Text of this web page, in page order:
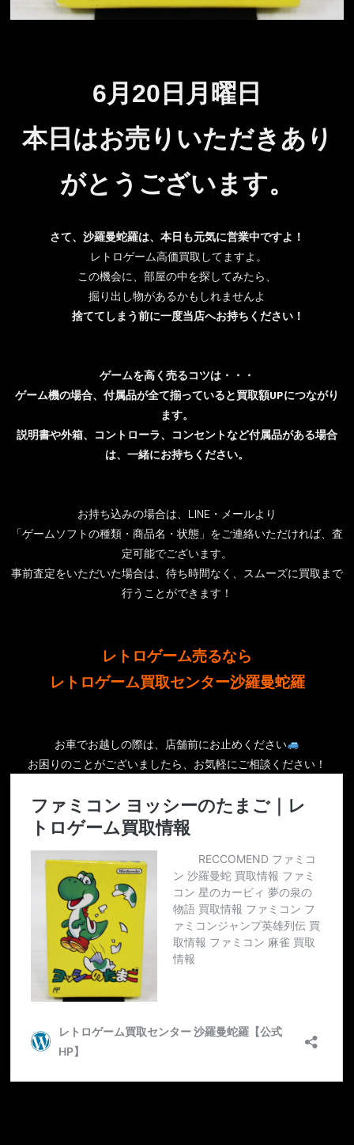
6月20日月 曜日
本日はお売りいただきあり
がとうございます。
さて、沙羅曼蛇羅は、本日も元気に営業中ですよ！
レトロゲーム高価買取してますよ。
この機会に、部屋の中を探してみたら、
掘り出し物があるかもしれませんよ
捨ててしまう前に一度当店へお持ちください！
ゲームを高く売るコツは・・・
ゲーム機の場合、付属品が全て揃っていると買取額UPにつながり
ます。
説明書や外箱、コントローラ、コンセントなど付属品がある場合
は、一緒にお持ちください。
お持ち込みの場合は、LINE・メールより
「ゲームソフトの種類・商品名・状態」をご連絡いただければ、査
定可能でございます。
事前査定をいただいた場合は、待ち時間なく、スムーズに買取まで
行うことができます！
レトロゲーム売るなら
レトロゲーム買取センター沙羅曼蛇羅
お車でお越しの際は、店舗前にお止めください
お困りのことがございましたら、お気軽にご相談ください！